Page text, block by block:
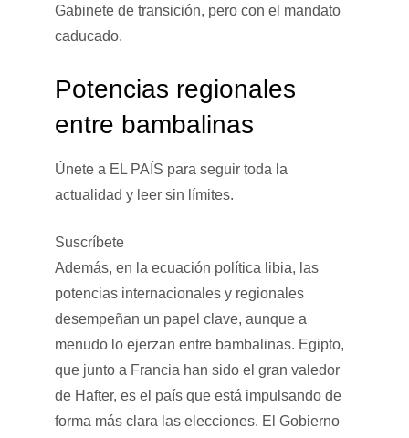
Gabinete de transición, pero con el mandato
caducado.
Potencias regionales
entre bambalinas
Únete a EL PAÍS para seguir toda la
actualidad y leer sin límites.
Suscríbete
Además, en la ecuación política libia, las
potencias internacionales y regionales
desempeñan un papel clave, aunque a
menudo lo ejerzan entre bambalinas. Egipto,
que junto a Francia han sido el gran valedor
de Hafter, es el país que está impulsando de
forma más clara las elecciones. El Gobierno